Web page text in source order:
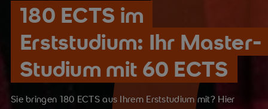
180 ECTS im
Erststudium: Ihr Master-
Studium mit 60 ECTS
Sie bringen 180 ECTS aus Ihrem Erststudium mit? Hier